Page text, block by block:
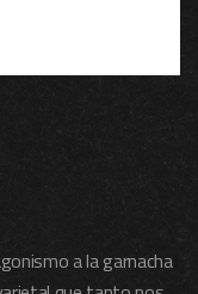
a la garnacha